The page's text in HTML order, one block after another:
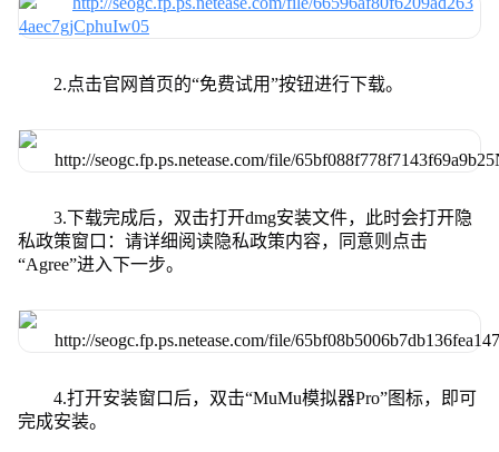
2.点击官网首页的“免费试用”按钮进行下载。
3.下载完成后，双击打开dmg安装文件，此时会打开隐
私政策窗口：请详细阅读隐私政策内容，同意则点击
“Agree”进入下一步。
4.打开安装窗口后，双击“MuMu模拟器Pro”图标，即可
完成安装。